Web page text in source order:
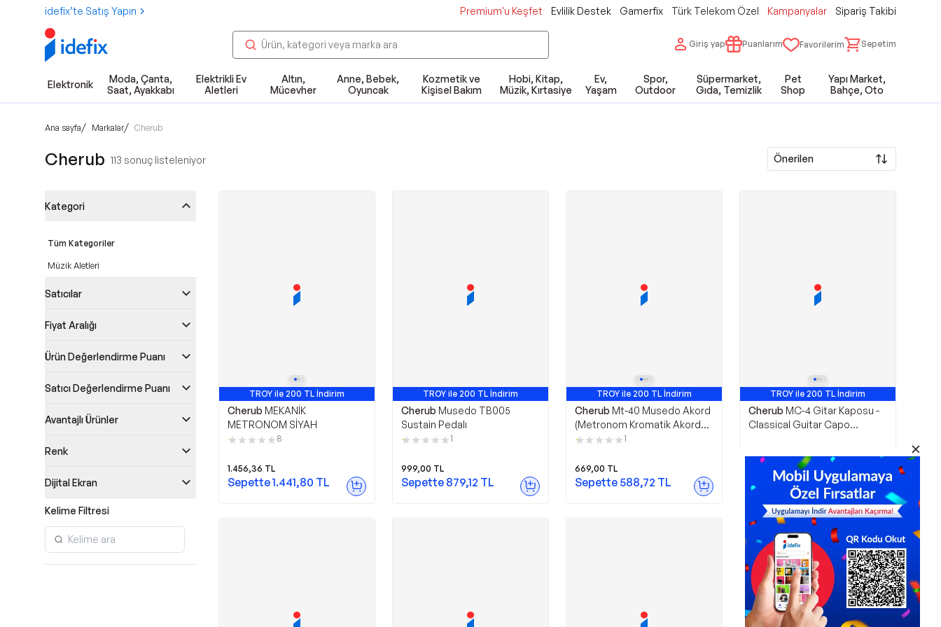
idefix’te Satış Yapın Premium'u Keşfet Evlilik Destek Gamerfix Türk Telekom Özel Kampanyalar Sipariş Takibi
Giriş yap Puanlarım Favorilerim Sepetim
Elektronik
Moda, Çanta,
Saat, Ayakkabı
Elektrikli Ev
Aletleri
Altın,
Mücevher
Anne, Bebek,
Oyuncak
Kozmetik ve
Kişisel Bakım
Hobi, Kitap,
Müzik, Kırtasiye
Ev,
Yaşam
Spor,
Outdoor
Süpermarket,
Gıda, Temizlik
Pet
Shop
Yapı Market,
Bahçe, Oto
Ana sayfa/ Markalar/ Cherub
Cherub 113 sonuç listeleniyor Önerilen
Kategori
Tüm Kategoriler
Müzik Aletleri
Satıcılar
Fiyat Aralığı
Ürün Değerlendirme Puanı
Satıcı Değerlendirme Puanı
Avantajlı Ürünler
Renk
Dijital Ekran
Kelime Filtresi
TROY ile 200 TL İndirim
Cherub MEKANİK
METRONOM SİYAH
8
1.456,36 TL
Sepette1.441,80 TL
TROY ile 200 TL İndirim
Cherub Musedo TB005
Sustain Pedalı
1
999,00 TL
Sepette 879,12 TL
TROY ile 200 TL İndirim
Cherub Mt-40 Musedo Akord
(Metronom Kromatik Akord
Aleti),Metro , Mt-40, Musedo
1
669,00 TL
Sepette 588,72 TL
TROY ile 200 TL İndirim
Cherub MC-4 Gitar Kaposu -
Classical Guitar Capo
325,00 TL
Sepette286,00TL